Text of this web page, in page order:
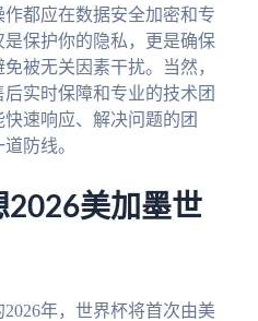
都应在数据安全加密和专
保护你的隐私，更是确保
被无关因素干扰。当然，
实时保障和专业的技术团
速响应、解决问题的团
防线。
2026美加墨世
年，世界杯将首次由美